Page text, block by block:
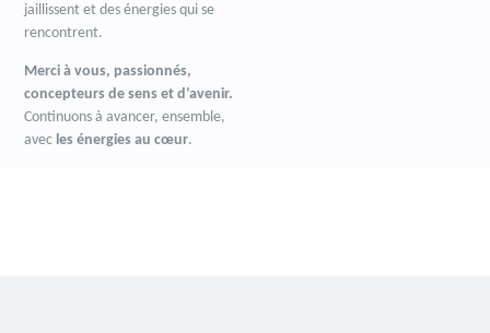
jaillissent et des énergies qui se
rencontrent.
Merci à vous, passionnés,
concepteurs de sens et d’avenir.
Continuons à avancer, ensemble,
avec les énergies au cœur.